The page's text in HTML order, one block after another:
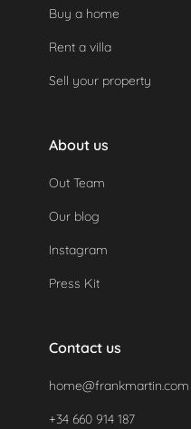
Buy a home
Rent a villa
Sell your property
About us
Out Team
Our blog
Instagram
Press Kit
Contact us
home@frankmartin.com
+34 660 914 187